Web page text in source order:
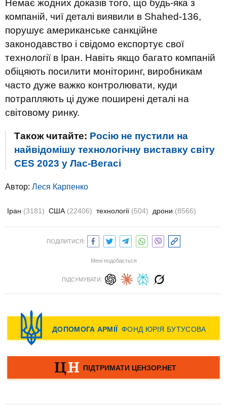
Немає жодних доказів того, що будь-яка з
компаній, чиї деталі виявили в Shahed-136,
порушує американське санкційне
законодавство і свідомо експортує свої
технології в Іран. Навіть якщо багато компаній
обіцяють посилити моніторинг, виробникам
часто дуже важко контролювати, куди
потрапляють ці дуже поширені деталі на
світовому ринку.
Також читайте: Росію не пустили на
найвідомішу технологічну виставку світу
CES 2023 у Лас-Вегасі
Автор: Леся Карпенко
Іран (3181) США (22406) технології (504) дрони (8566)
ПОДІЛИТИСЯ:
Мені подобається
ПІДСУМУВАТИ: